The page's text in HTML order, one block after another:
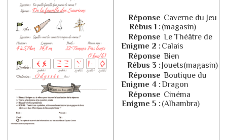
Réponse
Rébus 1 :
Caverne du Jeu
(magasin)
Réponse
Enigme 2 :
Le Théâtre de
Calais
Réponse
Rébus 3 :
Bien
Jouets(magasin)
Réponse
Enigme 4 :
Boutique du
Dragon
Réponse
Enigme 5 :
Cinéma
(Alhambra)